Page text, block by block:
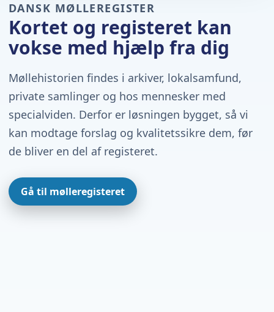
DANSK MØLLEREGISTER
Kortet og registeret kan
vokse med hjælp fra dig
Møllehistorien findes i arkiver, lokalsamfund,
private samlinger og hos mennesker med
specialviden. Derfor er løsningen bygget, så vi
kan modtage forslag og kvalitetssikre dem, før
de bliver en del af registeret.
Gå til mølleregisteret